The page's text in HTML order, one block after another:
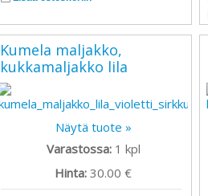
Kumela maljakko,
kukkamaljakko lila
Näytä tuote »
Varastossa: 1 kpl
Hinta:30.00 €